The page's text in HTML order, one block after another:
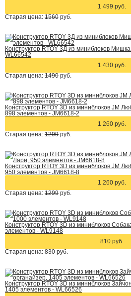
1 499 руб.
Старая цена: 1560 руб.
Конструктор RTOY 3Д из миниблоков
WL66542
1 430 руб.
Старая цена: 1490 руб.
Конструктор RTOY 3D из миниблоков JM
898 элементов - JM6618-2
1 260 руб.
Старая цена: 1299 руб.
Конструктор RTOY 3D из миниблоков JM
950 элементов - JM6618-8
1 260 руб.
Старая цена: 1299 руб.
Конструктор RTOY 3D из миниблоков
элементов - WL9148
810 руб.
Старая цена: 830 руб.
Конструктор RTOY 3D из миниблоков
1405 элементов - WL66526